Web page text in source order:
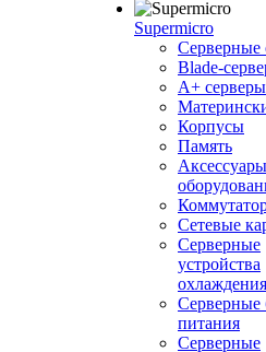
Supermicro
Серверные
Blade-
A+ серверы
Корпусы
Память
Сетевые
Серверные
устройства
охлаждения
Серверные
питания
Серверные